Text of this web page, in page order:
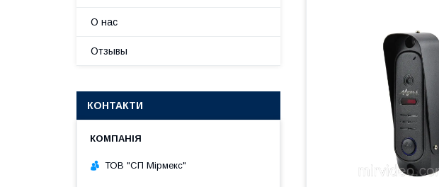
О нас
Отзывы
КОНТАКТИ
ТОВ "СП Мірмекс"